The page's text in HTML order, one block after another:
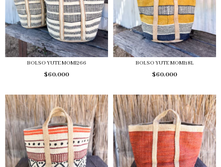
BOLSO YUTE MOMI266
$60.000
BOLSO YUTE MOMI18L
$60.000